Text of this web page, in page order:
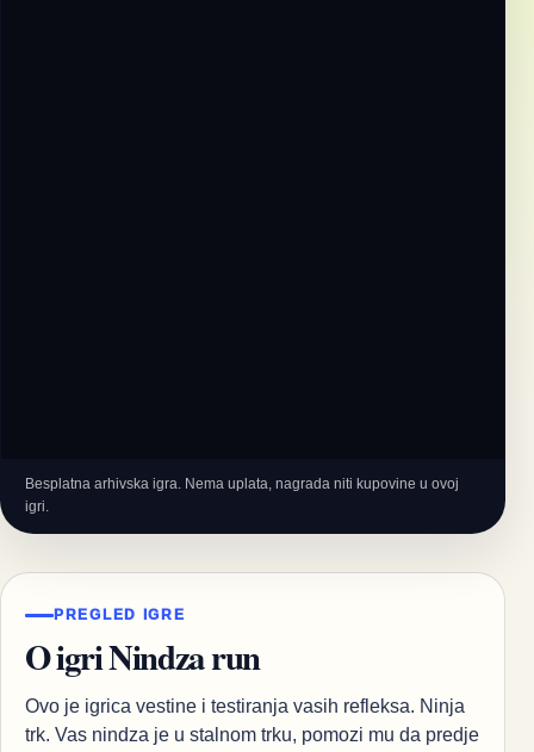
Besplatna arhivska igra. Nema uplata, nagrada niti kupovine u ovoj
igri.
PREGLED IGRE
O igri Nindza run
Ovo je igrica vestine i testiranja vasih refleksa. Ninja
trk. Vas nindza je u stalnom trku, pomozi mu da predje